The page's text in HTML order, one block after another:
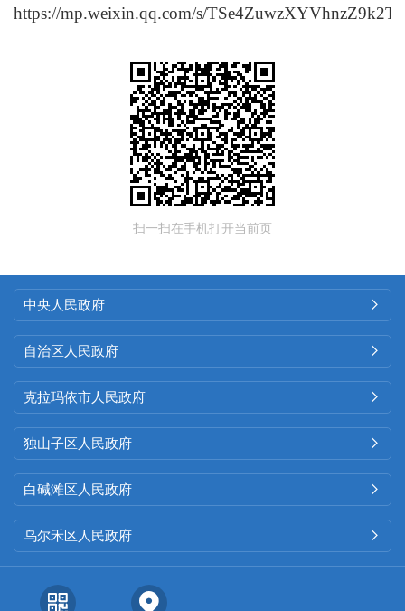
https://mp.weixin.qq.com/s/
扫一扫在手机打开当前页
中央人民政府 
自治区人民政府 
克拉玛依市人民政府 
独山子区人民政府 
白碱滩区人民政府 
乌尔禾区人民政府 